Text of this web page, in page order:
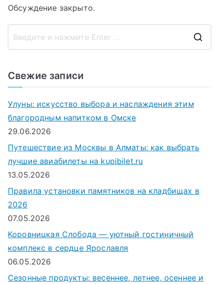
Обсуждение закрыто.
Свежие записи
Улуны: искусство выбора и наслаждения этим
благородным напитком в Омске
29.06.2026
Путешествие из Москвы в Алматы: как выбрать
лучшие авиабилеты на kupibilet.ru
13.05.2026
Правила установки памятников на кладбищах в
2026
07.05.2026
Коровницкая Слобода — уютный гостиничный
комплекс в сердце Ярославля
06.05.2026
Сезонные продукты: весеннее, летнее, осеннее и